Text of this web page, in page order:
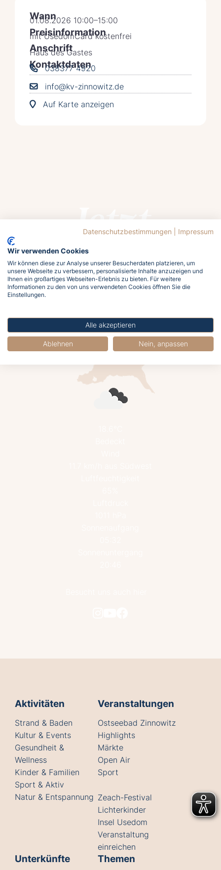
Wann
01.08.2026 10:00–15:00
Preisinformation
mit UsedomCard kostenfrei
Anschrift
Haus des Gastes
Kontaktdaten
038377 4920
info@kv-zinnowitz.de
Auf Karte anzeigen
Jetzt
buchen
Lasst euch von der Ostsee rufen!
Meldet euch jetzt an und holt euch das
Meergefühl nach Hause!
Aktivitäten
Strand & Baden
Kultur & Events
Gesundheit &
Wellness
Kinder & Familien
Sport & Aktiv
Natur & Entspannung
Veranstaltungen
Ostseebad Zinnowitz
Highlights
Märkte
Open Air
Sport
Zeach-Festival
Lichterkinder
Insel Usedom
Veranstaltung
einreichen
Unterkünfte Themen
Datenschutzbestimmungen Impressum
Wir verwenden Cookies
Wir können diese zur Analyse unserer Besucherdaten platzieren, um
unsere Webseite zu verbessern, personalisierte Inhalte anzuzeigen und
Ihnen ein großartiges Webseiten-Erlebnis zu bieten. Für weitere
Informationen zu den von uns verwendeten Cookies öffnen Sie die
Einstellungen.
Alle akzeptieren
Ablehnen Nein, anpassen